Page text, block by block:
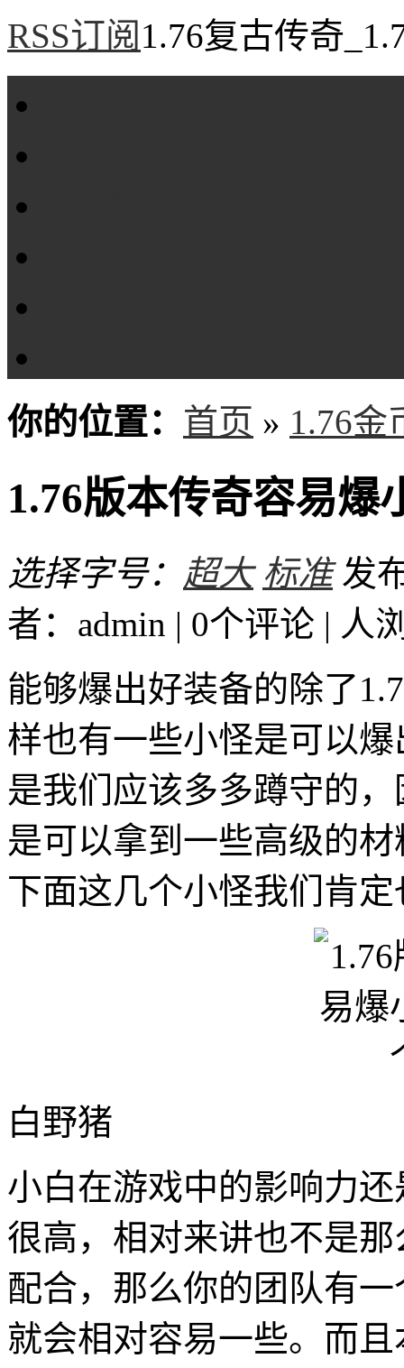
RSS订阅 1.76复古传奇
你的位置： 首页 » 1.76金
1.76版本传奇容易爆
选择字号： 超大 标准 发
者：admin | 0个评论 | 人
能够爆出好装备的除了
样也有一些小怪是可以
是我们应该多多蹲守的
是可以拿到一些高级的
下面这几个小怪我们肯
白野猪
小白在游戏中的影响力
很高，相对来讲也不是
配合，那么你的团队有
就会相对容易一些。而